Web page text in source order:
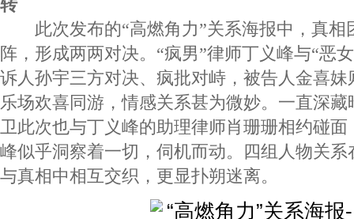
转
此次发布的“高燃角力”关系海报中，真相
阵，形成两两对决。“疯男”律师丁义峰与“恶
诉人孙宇三方对决、疯批对峙，被告人金喜
乐场欢喜同游，情感关系甚为微妙。一直深藏
卫此次也与丁义峰的助理律师肖珊珊相约碰
峰似乎洞察着一切，伺机而动。四组人物关
与真相中相互交织，更显扑朔迷离。